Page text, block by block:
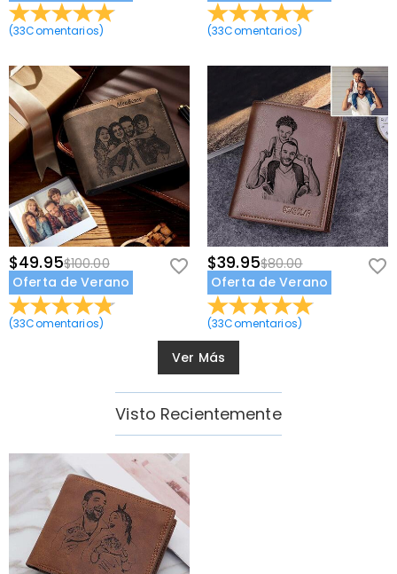
(33Comentarios) (33Comentarios)
$49.95$100.00
Oferta de Verano
(33Comentarios)
$39.95$80.00
Oferta de Verano
(33Comentarios)
Ver Más
Visto Recientemente